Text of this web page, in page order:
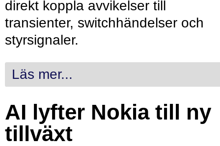
direkt koppla avvikelser till
transienter, switchhändelser och
styrsignaler.
Läs mer...
AI lyfter Nokia till ny
tillväxt